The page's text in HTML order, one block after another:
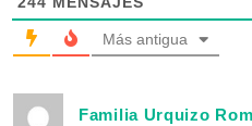
Más antigua
Familia Urquizo